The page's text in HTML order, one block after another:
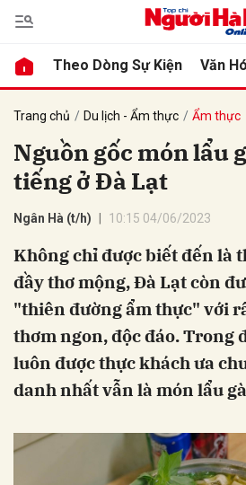
Theo Dòng Sự Kiện Văn
Trang chủ Du lịch - Ẩm thực Ẩm thực
Nguồn gốc món lẩu
tiếng ở Đà Lạt
Ngân Hà (t/h) 10:15 04/06/2023
Không chỉ được biết đến là
đầy thơ mộng, Đà Lạt còn
"thiên đường ẩm thực" với
thơm ngon, độc đáo. Trong
luôn được thực khách ưa
danh nhất vẫn là món lẩu
luận